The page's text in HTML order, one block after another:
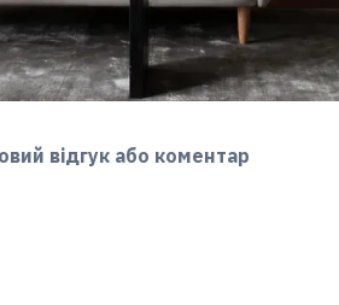
відгук або коментар